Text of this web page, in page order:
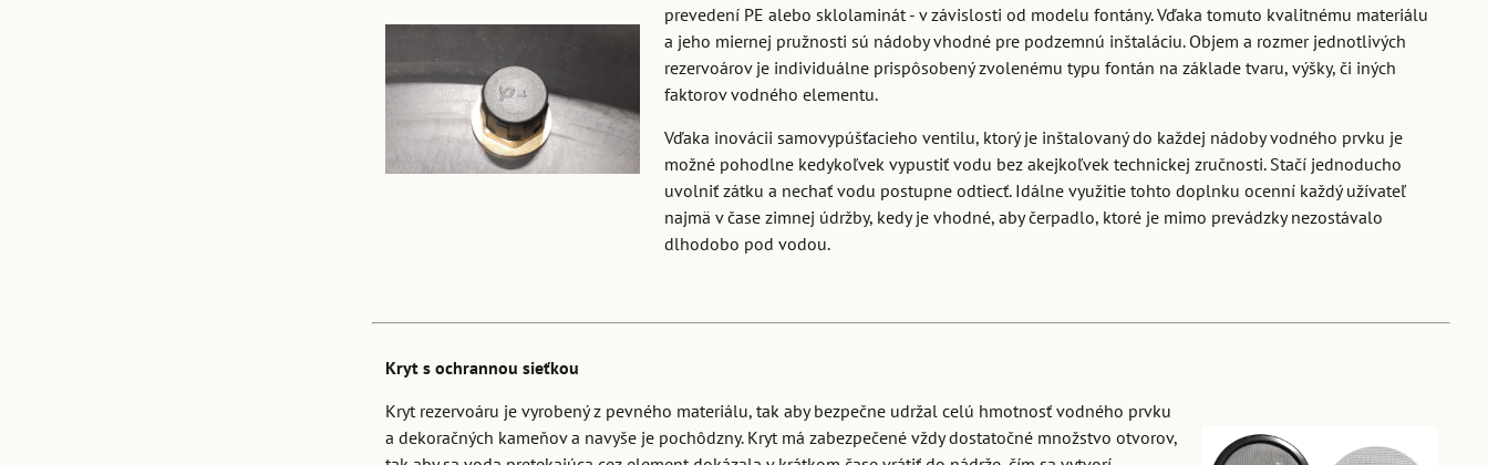
prevedení PE alebo sklolaminát - v závislosti od modelu fontány. Vďaka tomuto kvalitnému materiálu
a jeho miernej pružnosti sú nádoby vhodné pre podzemnú inštaláciu. Objem a rozmer jednotlivých
rezervoárov je individuálne prispôsobený zvolenému typu fontán na základe tvaru, výšky, či iných
faktorov vodného elementu.
Vďaka inovácii samovypúšťacieho ventilu, ktorý je inštalovaný do každej nádoby vodného prvku je
možné pohodlne kedykoľvek vypustiť vodu bez akejkoľvek technickej zručnosti. Stačí jednoducho
uvolniť zátku a nechať vodu postupne odtiecť. Idálne využitie tohto doplnku ocenní každý užívateľ
najmä v čase zimnej údržby, kedy je vhodné, aby čerpadlo, ktoré je mimo prevádzky nezostávalo
dlhodobo pod vodou.
Kryt s ochrannou sieťkou
Kryt rezervoáru je vyrobený z pevného materiálu, tak aby bezpečne udržal celú hmotnosť vodného prvku
a dekoračných kameňov a navyše je pochôdzny. Kryt má zabezpečené vždy dostatočné množstvo otvorov,